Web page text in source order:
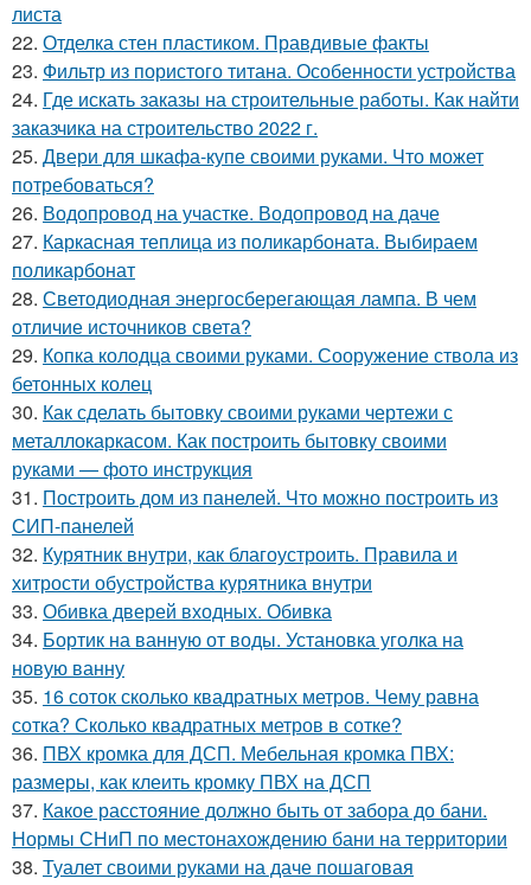
листа
22. Отделка стен пластиком. Правдивые факты
23. Фильтр из пористого титана. Особенности устройства
24. Где искать заказы на строительные работы. Как найти
заказчика на строительство 2022 г.
25. Двери для шкафа-купе своими руками. Что может
потребоваться?
26. Водопровод на участке. Водопровод на даче
27. Каркасная теплица из поликарбоната. Выбираем
поликарбонат
28. Светодиодная энергосберегающая лампа. В чем
отличие источников света?
29. Копка колодца своими руками. Сооружение ствола из
бетонных колец
30. Как сделать бытовку своими руками чертежи с
металлокаркасом. Как построить бытовку своими
руками — фото инструкция
31. Построить дом из панелей. Что можно построить из
СИП-панелей
32. Курятник внутри, как благоустроить. Правила и
хитрости обустройства курятника внутри
33. Обивка дверей входных. Обивка
34. Бортик на ванную от воды. Установка уголка на
новую ванну
35. 16 соток сколько квадратных метров. Чему равна
сотка? Сколько квадратных метров в сотке?
36. ПВХ кромка для ДСП. Мебельная кромка ПВХ:
размеры, как клеить кромку ПВХ на ДСП
37. Какое расстояние должно быть от забора до бани.
Нормы СНиП по местонахождению бани на территории
38. Туалет своими руками на даче пошаговая